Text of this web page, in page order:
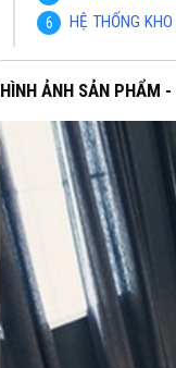
HỆ THỐNG
HÌNH ẢNH SẢN PHẨM